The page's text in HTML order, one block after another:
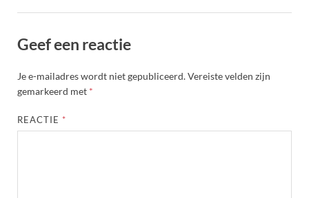
Geef een reactie
Je e-mailadres wordt niet gepubliceerd.Vereiste velden zijn
gemarkeerd met *
REACTIE *